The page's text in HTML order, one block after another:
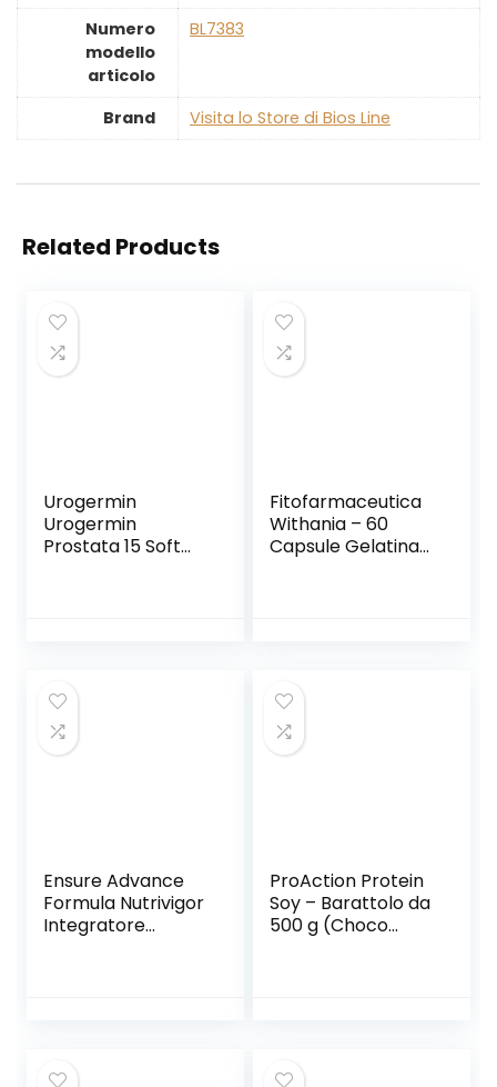
Numero
modello
articolo
‎BL7383
Brand Visita lo Store di Bios Line
Related Products
Urogermin
Urogermin
Prostata 15 Soft
Fitofarmaceutica
Withania – 60
Capsule Gelatina
Ensure Advance
Formula Nutrivigor
Integratore
Alimentare con
ProAction Protein
Soy – Barattolo da
500 g (Choco